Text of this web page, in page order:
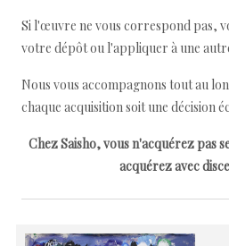
Si l'œuvre ne vous correspond pas,
votre dépôt ou l'appliquer à une
Nous vous accompagnons tout au
chaque acquisition soit une décision
Chez Saisho, vous n'acquérez pas
acquérez avec